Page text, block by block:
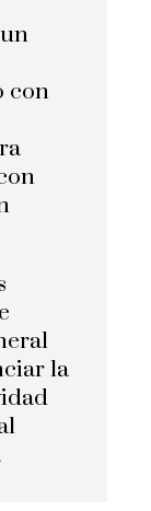
con
la